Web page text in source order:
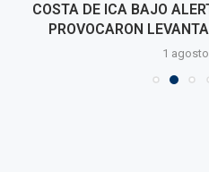
COSTA DE ICA BAJO
PROVOCARON
1